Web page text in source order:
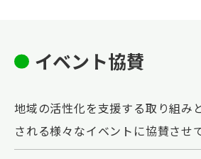
イベント協賛
地域の活性化を支援する取り組み
される様々なイベントに協賛させ